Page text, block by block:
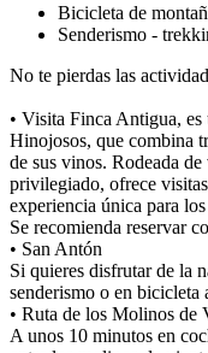
Bicicleta de
Senderismo -
No te pierdas las
• Visita Finca Antigua,
Hinojosos, que combina
de sus vinos. Rodeada
privilegiado, ofrece
experiencia única para
Se recomienda reservar
• San Antón
Si quieres disfrutar de la
senderismo o en
• Ruta de los Molinos de
A unos 10 minutos en